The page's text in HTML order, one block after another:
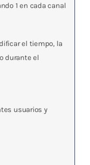
1 en cada canal
el tiempo, la
durante el
usuarios y